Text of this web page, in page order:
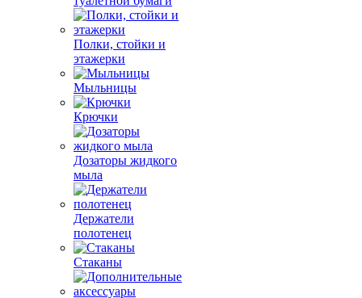
Полки, стойки и
этажерки
Мыльницы
Крючки
Дозаторы жидкого
мыла
Держатели
полотенец
Стаканы